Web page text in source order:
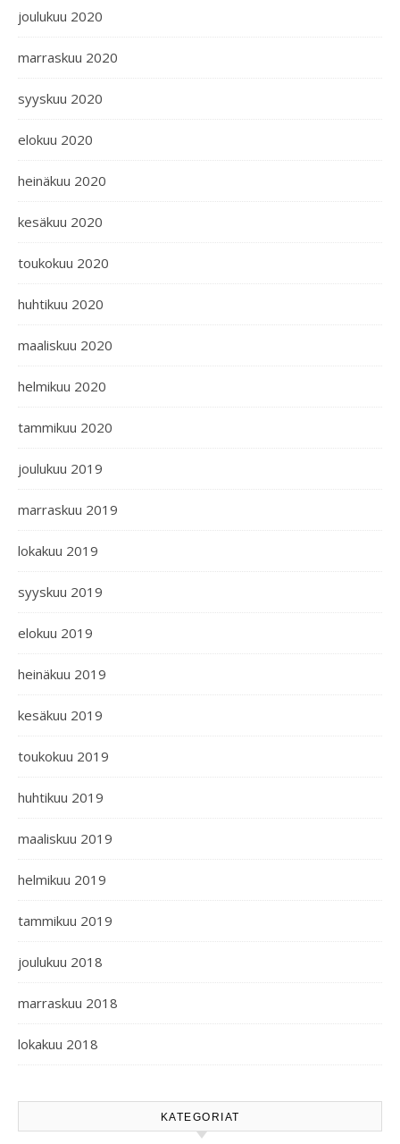
joulukuu 2020
marraskuu 2020
syyskuu 2020
elokuu 2020
heinäkuu 2020
kesäkuu 2020
toukokuu 2020
huhtikuu 2020
maaliskuu 2020
helmikuu 2020
tammikuu 2020
joulukuu 2019
marraskuu 2019
lokakuu 2019
syyskuu 2019
elokuu 2019
heinäkuu 2019
kesäkuu 2019
toukokuu 2019
huhtikuu 2019
maaliskuu 2019
helmikuu 2019
tammikuu 2019
joulukuu 2018
marraskuu 2018
lokakuu 2018
KATEGORIAT